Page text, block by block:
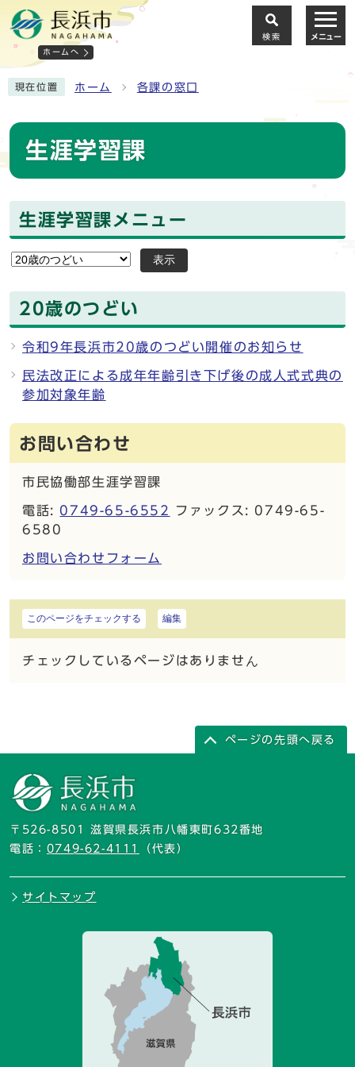
ホームへ
検索 メニュー
現在位置 ホーム 各課の窓口
生涯学習課
生涯学習課メニュー
表示
20歳のつどい
令和9年長浜市20歳のつどい開催のお知らせ
民法改正による成年年齢引き下げ後の成人式式典の
参加対象年齢
お問い合わせ
市民協働部生涯学習課
電話: 0749-65-6552
ファックス: 0749-65-
6580
お問い合わせフォーム
このページをチェックする 編集
チェックしているページはありません
ページの先頭へ戻る
〒526-8501 滋賀県長浜市八幡東町632番地
電話： 0749-62-4111 （代表）
サイトマップ